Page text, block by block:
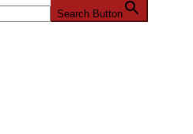
Search Button